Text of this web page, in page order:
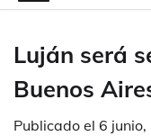
Luján será
Buenos
Publicado el 6